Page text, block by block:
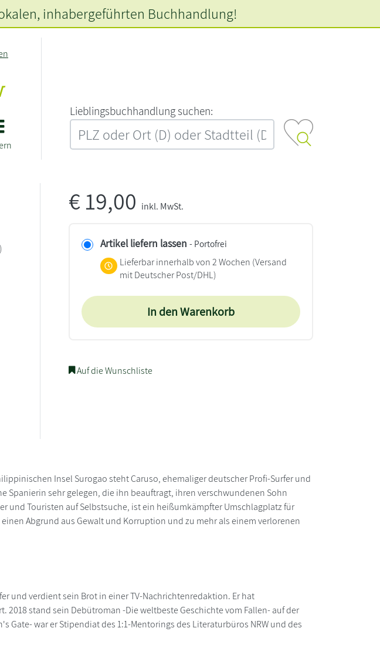
L‍i‍e‍b‍l‍i‍n‍g‍s‍b‍u‍c‍h‍h‍a‍n‍d‍l‍u‍n‍g‍ ‍s‍u‍c‍h‍e‍n‍:‍
, inhabergeführten Buchhandlung!
€19,00 inkl. MwSt.
Artikel liefern lassen - Portofrei
Lieferbar innerhalb von 2 Wochen (Versand
mit Deutscher Post/DHL)
In den Warenkorb
Auf die Wunschliste
Insel Surogao steht Caruso, ehemaliger deutscher Profi-Surfer und
Spanierin sehr gelegen, die ihn beauftragt, ihren verschwundenen Sohn
und Touristen auf Selbstsuche, ist ein heißumkämpfter Umschlagplatz für
Abgrund aus Gewalt und Korruption und zu mehr als einem verlorenen
und verdient sein Brot in einer TV-Nachrichtenredaktion. Er hat
stand sein Debütroman -Die weltbeste Geschichte vom Fallen- auf der
Gate- war er Stipendiat des 1:1-Mentorings des Literaturbüros NRW und des